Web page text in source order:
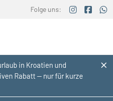
in Kroatien und
Rabatt — nur für kurze
Folge uns: